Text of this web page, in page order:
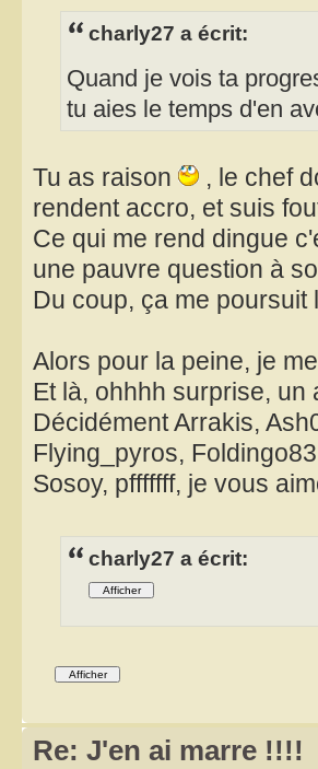
charly27 a écrit:
Quand je vois ta
tu aies le temps d'en
Tu as raison
, le chef
rendent accro, et suis
Ce qui me rend dingue
une pauvre question à
Du coup, ça me poursuit
Alors pour la peine, je
Et là, ohhhh surprise, un
Décidément Arrakis,
Flying_pyros,
Sosoy, pfffffff, je vous
charly27 a écrit:
Re: J'en ai marre !!!!